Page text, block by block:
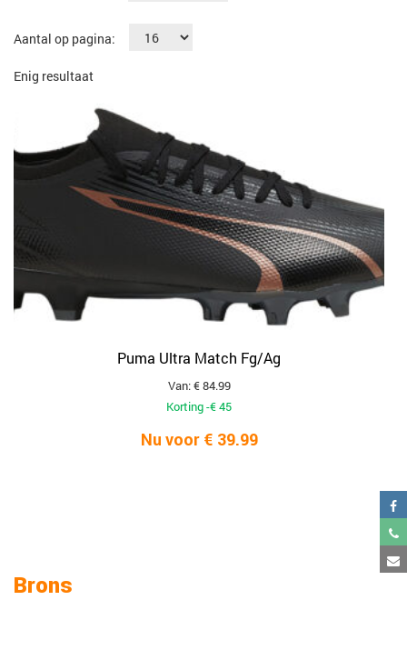
Aantal op pagina:
Enig resultaat
Puma Ultra Match Fg/Ag
Van: € 84.99
Korting -€ 45
Nu voor € 39.99
Brons